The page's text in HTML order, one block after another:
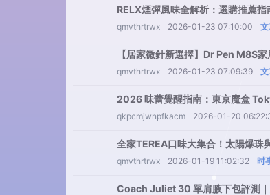
RELX煙彈風味全解析：選購推薦指
qmvthrtrwx 2026-01-23 07:10:00
【居家微針新選擇】Dr Pen M8S
qmvthrtrwx 2026-01-23 07:09:39
2026 味蕾覺醒指南：東京魔盒
qkpcmjwnpfkacm 2026-01-20
全家TEREA口味大集合！太陽爆珠
qmvthrtrwx 2026-01-19 11:02:32 时
Coach Juliet 30 單肩腋下包評測